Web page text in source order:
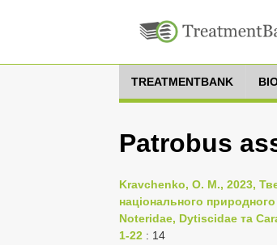
TREATMENTBANK
Patrobus
Kravchenko, O. M., 2023,
національного
Noteridae, Dytiscidae та
1-22 : 14